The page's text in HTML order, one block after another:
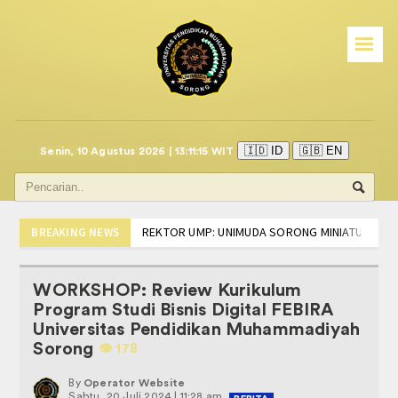
Program Studi
PSIKOLOGI
BISNIS DIGITAL
AKUNTANSI
AKADEMIK
PEDOMAN DAN PANDUAN
☰
Senin, 10 Agustus 2026 | 13:11:15 WIT 🇮🇩 ID 🇬🇧 EN
BREAKING NEWS
REKTOR UMP: UNIMUDA SORONG MINIATUR
DISKUSI RUU PROFESI PSIKOLOGI, HIMPSI-PB
TEKEN MoU, PRODI PSIKOLOGI UNIMUDA DAN
SOSIALISASI LSP-PSI, LANGKAH AWAL
INFO BIRO ADMINISTRASI DAN AKADEMIK
WORKSHOP: Review Kurikulum
Program Studi Bisnis Digital FEBIRA
Universitas Pendidikan Muhammadiyah
Sorong 👁️️ 178
By Operator Website